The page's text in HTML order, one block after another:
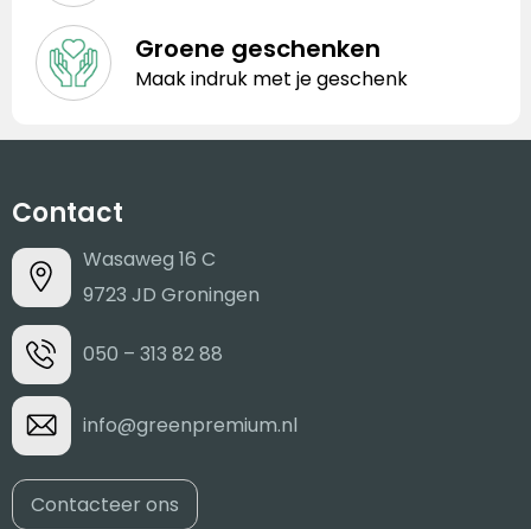
Groene geschenken
Maak indruk met je geschenk
Contact
Wasaweg 16 C
9723 JD Groningen
050 – 313 82 88
info@greenpremium.nl
Contacteer ons